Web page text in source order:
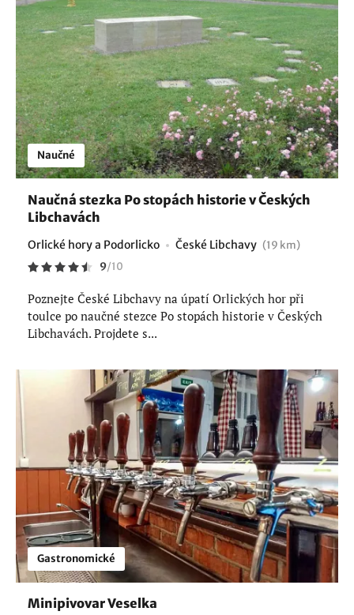
Naučné
Naučná stezka Po stopách historie v Českých
Libchavách
Orlické hory a Podorlicko České Libchavy (19 km)
9/10
Poznejte České Libchavy na úpatí Orlických hor při
toulce po naučné stezce Po stopách historie v Českých
Libchavách. Projdete s...
Gastronomické
Minipivovar Veselka